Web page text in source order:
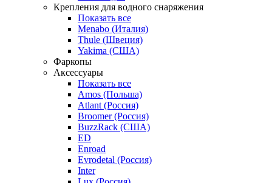
Крепления для водного снаряжения
Показать все
Menabo (Италия)
Thule (Швеция)
Yakima (США)
Фаркопы
Аксессуары
Показать все
Amos (Польша)
Atlant (Россия)
Broomer (Россия)
BuzzRack (США)
ED
Enroad
Evrodetal (Россия)
Inter